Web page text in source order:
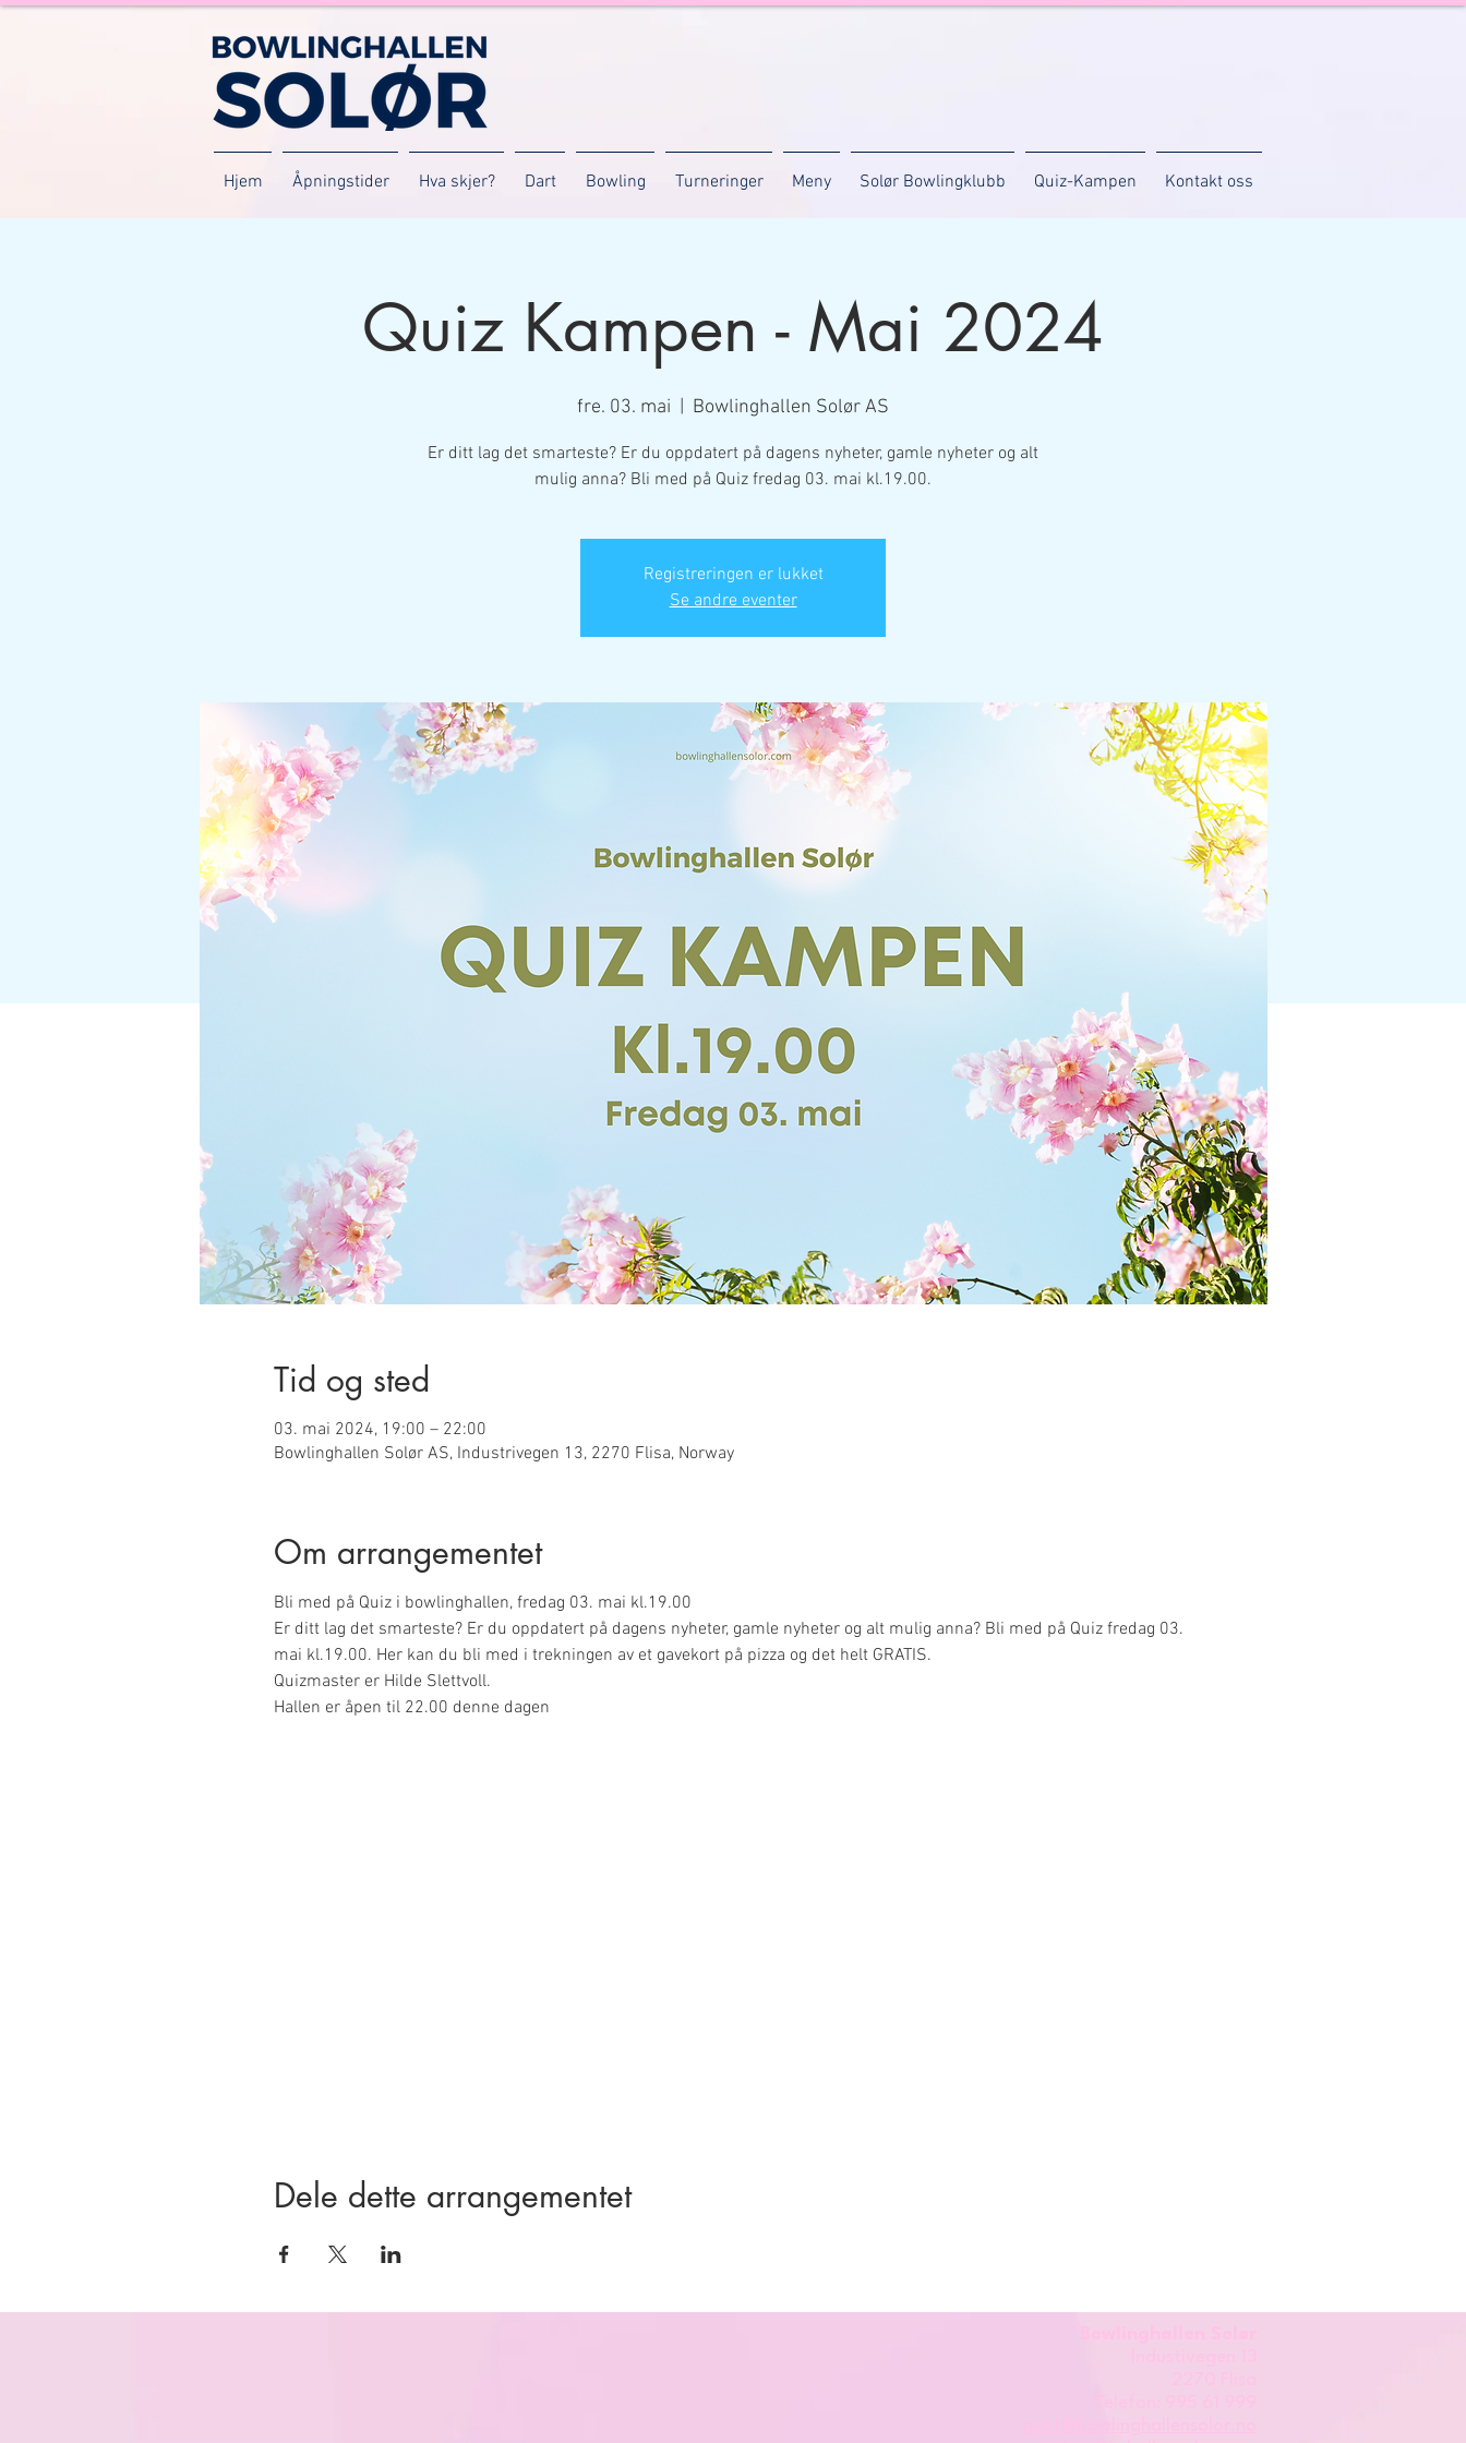
Hjem Åpningstider Hva skjer? Dart Bowling Turneringer Meny Solør Bowlingklubb Quiz-Kampen Kontakt oss
Quiz Kampen - Mai 2024
fre. 03. mai Bowlinghallen Solør AS
Er ditt lag det smarteste? Er du oppdatert på dagens nyheter, gamle nyheter og alt
mulig anna? Bli med på Quiz fredag 03. mai kl.19.00.
Registreringen er lukket
Se andre eventer
Tid og sted
03. mai 2024, 19:00 – 22:00
Bowlinghallen Solør AS, Industrivegen 13, 2270 Flisa, Norway
Om arrangementet
Bli med på Quiz i bowlinghallen, fredag 03. mai kl.19.00
Er ditt lag det smarteste? Er du oppdatert på dagens nyheter, gamle nyheter og alt mulig anna? Bli med på Quiz fredag 03.
mai kl.19.00. Her kan du bli med i trekningen av et gavekort på pizza og det helt GRATIS.
Quizmaster er Hilde Slettvoll.
Hallen er åpen til 22.00 denne dagen
Dele dette arrangementet